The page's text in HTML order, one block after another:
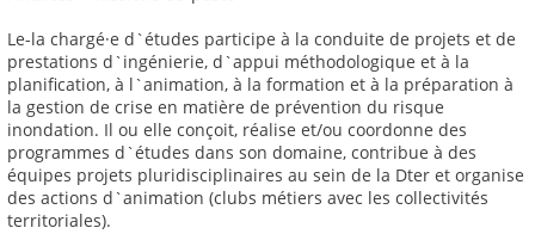
Le-la chargé·e d`études participe à la conduite de projets et de
prestations d`ingénierie, d`appui méthodologique et à la
planification, à l`animation, à la formation et à la préparation à
la gestion de crise en matière de prévention du risque
inondation. Il ou elle conçoit, réalise et/ou coordonne des
programmes d`études dans son domaine, contribue à des
équipes projets pluridisciplinaires au sein de la Dter et organise
des actions d`animation (clubs métiers avec les collectivités
territoriales).